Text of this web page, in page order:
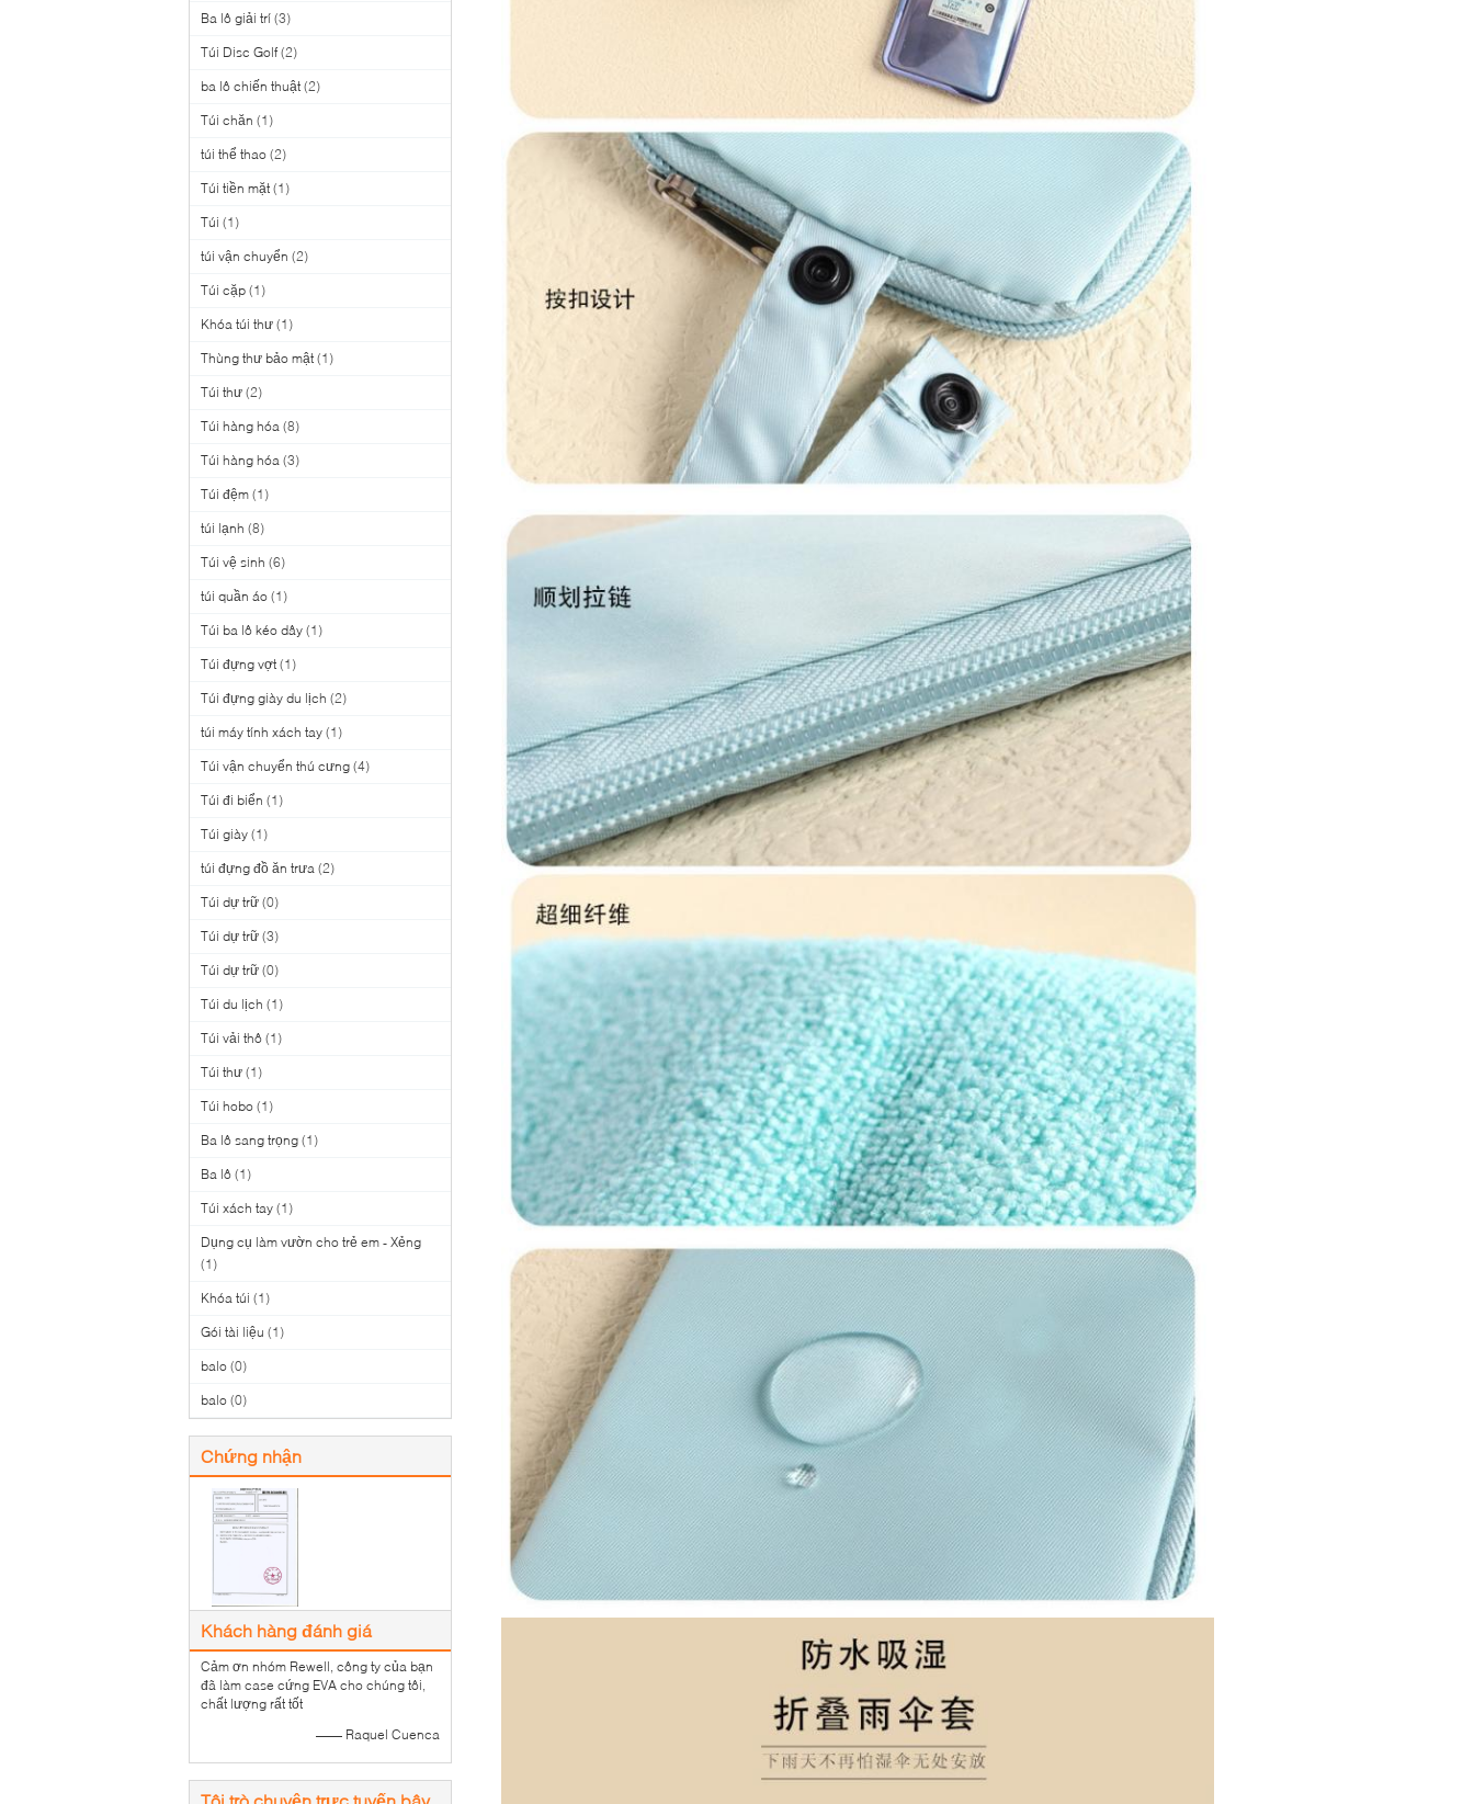
Ba lô giải trí (3)
Túi Disc Golf (2)
ba lô chiến thuật (2)
Túi chăn (1)
túi thể thao (2)
Túi tiền mặt (1)
Túi (1)
túi vận chuyển (2)
Túi cặp (1)
Khóa túi thư (1)
Thùng thư bảo mật (1)
Túi thư (2)
Túi hàng hóa (8)
Túi hàng hóa (3)
Túi đệm (1)
túi lạnh (8)
Túi vệ sinh (6)
túi quần áo (1)
Túi ba lô kéo dây (1)
Túi đựng vợt (1)
Túi đựng giày du lịch (2)
túi máy tính xách tay (1)
Túi vận chuyển thú cưng (4)
Túi đi biển (1)
Túi giày (1)
túi đựng đồ ăn trưa (2)
Túi dự trữ (0)
Túi dự trữ (3)
Túi dự trữ (0)
Túi du lịch (1)
Túi vải thô (1)
Túi thư (1)
Túi hobo (1)
Ba lô sang trọng (1)
Ba lô (1)
Túi xách tay (1)
Dụng cụ làm vườn cho trẻ em - Xẻng
(1)
Khóa túi (1)
Gói tài liệu (1)
balo (0)
balo (0)
Chứng nhận
Khách hàng đánh giá
Cảm ơn nhóm Rewell, công ty của bạn
đã làm case cứng EVA cho chúng tôi,
chất lượng rất tốt
—— Raquel Cuenca